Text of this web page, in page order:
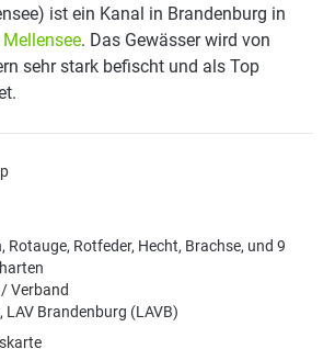
ist ein Kanal in Brandenburg in
. Das Gewässer wird von
sehr stark befischt und als Top
Rotauge, Rotfeder, Hecht, Brachse, und 9
Verband
LAV Brandenburg (LAVB)